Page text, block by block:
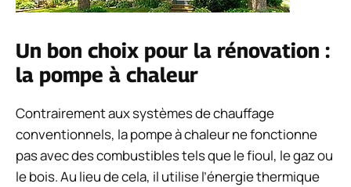
Un bon choix pour la rénovation :
la pompe à chaleur
Contrairement aux systèmes de chauffage
conventionnels, la pompe à chaleur ne fonctionne
pas avec des combustibles tels que le fioul, le gaz ou
le bois. Au lieu de cela, il utilise l’énergie thermique